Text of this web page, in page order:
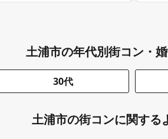
土浦市の年代別街コン・
30代
土浦市の街コンに関する